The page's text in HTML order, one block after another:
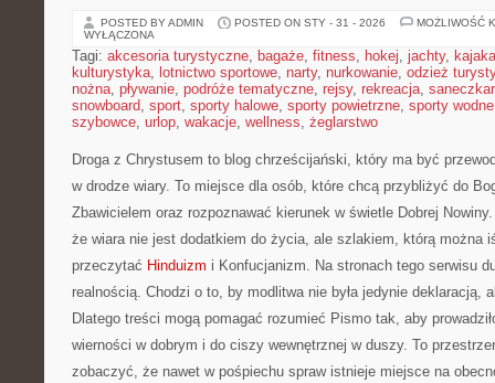
POSTED BY ADMIN POSTED ON STY - 31 - 2026
MOŻLIWOŚĆ
WYŁĄCZONA
Tagi: akcesoria turystyczne, bagaże, fitness, hokej, jachty,
kulturystyka, lotnictwo sportowe, narty, nurkowanie, odzież
nożna, pływanie, podróże tematyczne, rejsy, rekreacja,
snowboard, sport, sporty halowe, sporty powietrzne, sporty wodne
szybowce, urlop, wakacje, wellness, żeglarstwo
Droga z Chrystusem to blog chrześcijański, który ma być
w drodze wiary. To miejsce dla osób, które chcą przybliżyć do
Zbawicielem oraz rozpoznawać kierunek w świetle Dobrej
że wiara nie jest dodatkiem do życia, ale szlakiem, którą można
przeczytać Hinduizm i Konfucjanizm. Na stronach tego serwisu
realnością. Chodzi o to, by modlitwa nie była jedynie deklaracją,
Dlatego treści mogą pomagać rozumieć Pismo tak, aby
wierności w dobrym i do ciszy wewnętrznej w duszy. To
zobaczyć, że nawet w pośpiechu spraw istnieje miejsce na